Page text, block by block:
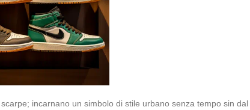
incarnano un simbolo di stile urbano senza tempo sin dal